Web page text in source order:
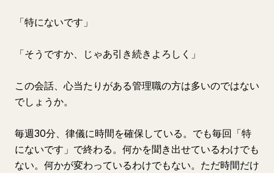
「特にないです」
「そうですか、じゃあ引き続きよろしく」
この会話、心当たりがある管理職の方は多いのではない
でしょうか。
毎週30分、律儀に時間を確保している。でも毎回「特
にないです」で終わる。何かを聞き出せているわけでも
ない。何かが変わっているわけでもない。ただ時間だけ